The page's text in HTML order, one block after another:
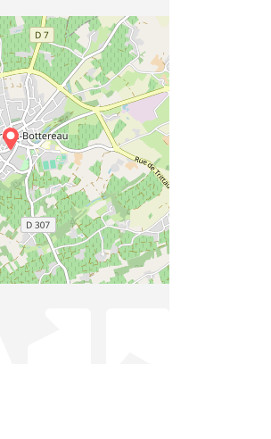
Leaflet|Contibuteurs OpenStreetMap